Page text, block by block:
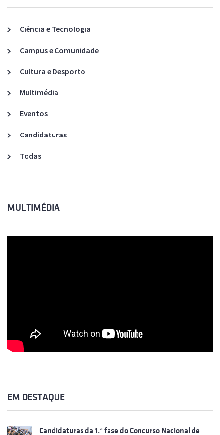
Ciência e Tecnologia
Campus e Comunidade
Cultura e Desporto
Multimédia
Eventos
Candidaturas
Todas
MULTIMÉDIA
EM DESTAQUE
Candidaturas da 1.ª fase do Concurso Nacional de